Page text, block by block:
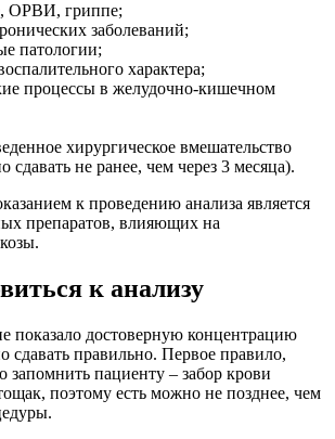
ОРВИ, гриппе;
заболеваний;
патологии;
характера;
процессы в желудочно-кишечном
хирургическое вмешательство
сдавать не ранее, чем через 3 месяца).
к проведению анализа является
препаратов, влияющих на
к анализу
показало достоверную концентрацию
сдавать правильно. Первое правило,
запомнить пациенту – забор крови
поэтому есть можно не позднее, чем